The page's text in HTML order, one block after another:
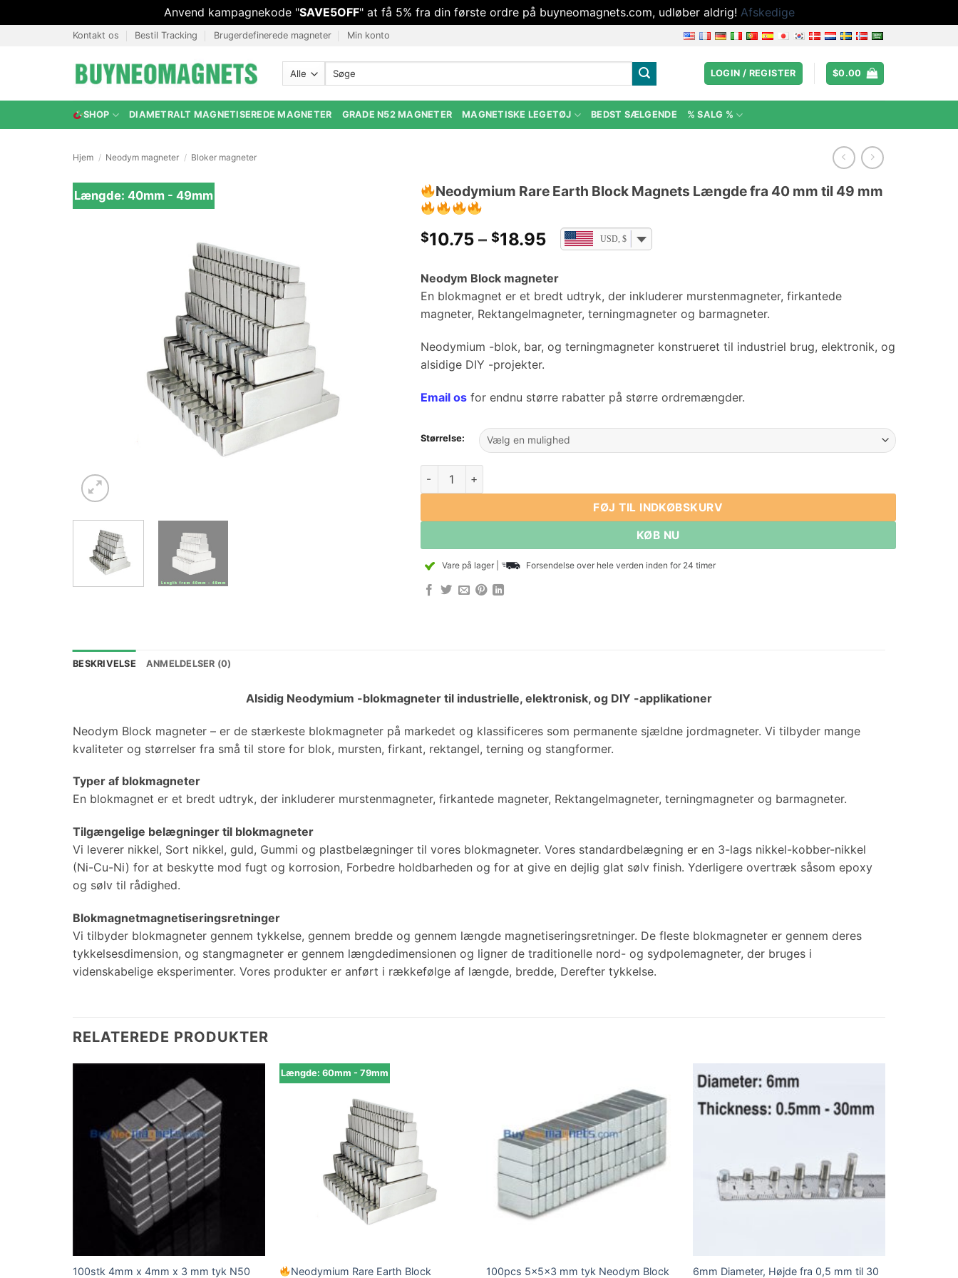
Anvend kampagnekode "SAVE5OFF" at få 5% fra din første ordre på buyneomagnets.com, udløber aldrig! Afskedige
Kontakt os Bestil Tracking Brugerdefinerede magneter Min konto
Søg
efter:
LOGIN / REGISTER $0.00
SHOP DIAMETRALT MAGNETISEREDE MAGNETER GRADE N52 MAGNETER MAGNETISKE LEGETØJ BEDST SÆLGENDE % SALG %
Hjem / Neodym magneter / Bloker magneter
Længde: 40mm - 49mm Neodymium Rare Earth Block Magnets Længde fra 40 mm til 49 mm
$10.75 – $18.95Prisklasse:
$10.75
ved
$18.95
USD, $
Neodym Block magneter
En blokmagnet er et bredt udtryk, der inkluderer murstenmagneter, firkantede
magneter, Rektangelmagneter, terningmagneter og barmagneter.
Neodymium -blok, bar, og terningmagneter konstrueret til industriel brug, elektronik, og
alsidige DIY -projekter.
Email osfor endnu større rabatter på større ordremængder.
Størrelse:
Neodymium Rare Earth Block Magnets Længde fra 40 mm til 49 mm
FØJ TIL INDKØBSKURV
KØB NU
Vare på lager| Forsendelse over hele verden inden for 24 timer
BESKRIVELSE ANMELDELSER (0)
Alsidig Neodymium -blokmagneter til industrielle, elektronisk, og DIY -applikationer
Neodym Block magneter – er de stærkeste blokmagneter på markedet og klassificeres som permanente sjældne jordmagneter. Vi tilbyder mange
kvaliteter og størrelser fra små til store for blok, mursten, firkant, rektangel, terning og stangformer.
Typer af blokmagneter
En blokmagnet er et bredt udtryk, der inkluderer murstenmagneter, firkantede magneter, Rektangelmagneter, terningmagneter og barmagneter.
Tilgængelige belægninger til blokmagneter
Vi leverer nikkel, Sort nikkel, guld, Gummi og plastbelægninger til vores blokmagneter. Vores standardbelægning er en 3-lags nikkel-kobber-nikkel
(Ni-Cu-Ni) for at beskytte mod fugt og korrosion, Forbedre holdbarheden og for at give en dejlig glat sølv finish. Yderligere overtræk såsom epoxy
og sølv til rådighed.
Blokmagnetmagnetiseringsretninger
Vi tilbyder blokmagneter gennem tykkelse, gennem bredde og gennem længde magnetiseringsretninger. De fleste blokmagneter er gennem deres
tykkelsesdimension, og stangmagneter er gennem længdedimensionen og ligner de traditionelle nord- og sydpolemagneter, der bruges i
videnskabelige eksperimenter. Vores produkter er anført i rækkefølge af længde, bredde, Derefter tykkelse.
RELATEREDE PRODUKTER
100stk 4mm x 4mm x 3 mm tyk N50
Længde: 60mm - 79mm
Neodymium Rare Earth Block 100pcs 5x5x3 mm tyk Neodym Block 6mm Diameter, Højde fra 0,5 mm til 30